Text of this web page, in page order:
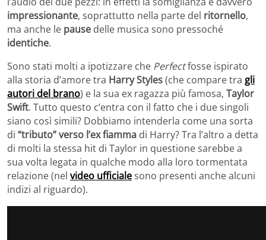
impressionante, soprattutto nella parte del ritornello,
ma anche le pause delle musica sono pressoché
identiche.
Sono stati molti a ipotizzare che Perfectfosse ispirato
alla storia d’amore tra Harry Styles(che compare tra gli
autori del brano) e la sua ex ragazza più famosa, Taylor
Swift. Tutto questo c’entra con il fatto che i due singoli
siano così simili? Dobbiamo intenderla come una sorta
di “tributo” verso l’ex fiamma di Harry? Tra l’altro a detta
di molti la stessa hit di Taylor in questione sarebbe a
sua volta legata in qualche modo alla loro tormentata
relazione (nel video ufficialesono presenti anche alcuni
indizi al riguardo).